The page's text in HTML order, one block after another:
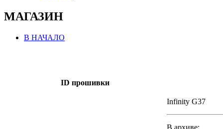
МАГАЗИН
В НАЧАЛО
ID прошивки
Infinity G37
В архиве: